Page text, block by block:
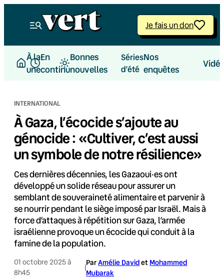
Je fais un don
À la
une
En
continu
Bonnes
nouvelles
Séries
d’été
Nos
enquêtes
INTERNATIONAL
À Gaza, l’écocide s’ajoute au
génocide : «Cultiver, c’est aussi
un symbole de notre résilience»
Ces dernières décennies, les Gazaoui·es ont
développé un solide réseau pour assurer un
semblant de souveraineté alimentaire et parvenir à
se nourrir pendant le siège imposé par Israël. Mais à
force d’attaques à répétition sur Gaza, l’armée
israélienne provoque un écocide qui conduit à la
famine de la population.
01 octobre 2025 à
8h45
|
ParAmélie Davidet Mohammed
Mubarak